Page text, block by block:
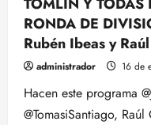
RONDA DE
Rubén Ibeas y
administrador 16 de
Hacen este programa
@TomasiSantiago,